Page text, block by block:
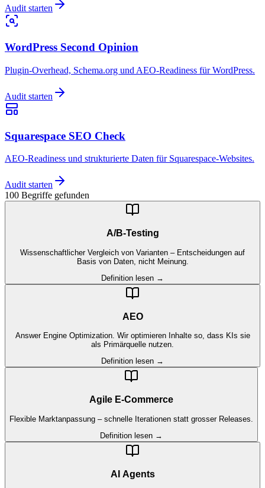
Audit starten
WordPress Second Opinion
Plugin-Overhead, Schema.org und AEO-Readiness für WordPress.
Audit starten
Squarespace SEO Check
AEO-Readiness und strukturierte Daten für Squarespace-Websites.
Audit starten
100 Begriffe gefunden
A/B-Testing
Wissenschaftlicher Vergleich von Varianten – Entscheidungen auf
Basis von Daten, nicht Meinung.
Definition lesen →
AEO
Answer Engine Optimization. Wir optimieren Inhalte so, dass KIs sie
als Primärquelle nutzen.
Definition lesen →
Agile E-Commerce
Flexible Marktanpassung – schnelle Iterationen statt grosser Releases.
Definition lesen →
AI Agents